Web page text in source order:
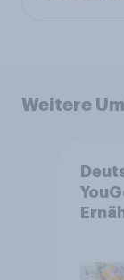
Weitere